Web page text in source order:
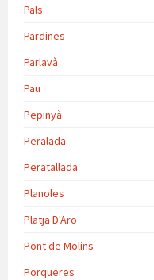
Pals
Pardines
Parlavà
Pau
Pepinyà
Peralada
Peratallada
Planoles
Platja D'Aro
Pont de Molins
Porqueres